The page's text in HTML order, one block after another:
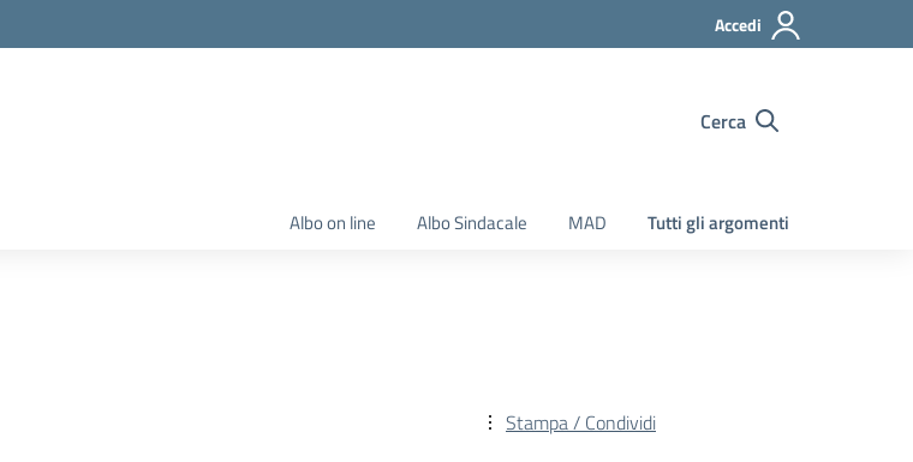
Accedi
Cerca
Albo on line Albo Sindacale MAD Tutti gli argomenti
Stampa / Condividi